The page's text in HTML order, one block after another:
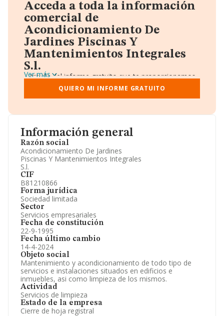
Información general
Razón social
Acondicionamiento De Jardines
Piscinas Y Mantenimientos Integrales
S.l.
CIF
B81210866
Forma jurídica
Sociedad limitada
Sector
Servicios empresariales
Fecha de constitución
22-9-1995
Fecha último cambio
14-4-2024
Objeto social
Mantenimiento y acondicionamiento de todo tipo de
servicios e instalaciones situados en edificios e
inmuebles, asi como limpieza de los mismos.
Actividad
Servicios de limpieza
Estado de la empresa
Cierre de hoja registral
Acceda a toda la información
comercial de
Acondicionamiento De
Jardines Piscinas Y
Mantenimientos Integrales
S.l.
A través del informe gratuito que te proporcionamos
desde Einforma, donde vas a encontrar:
Datos identificativos: Denominación, CIF,
Teléfono, Domicilio.
Gráficos de Evolución Ventas y Empleados.
Directivos y Ejecutivos.
Accionistas.
Participaciones y Vinculaciones en otras empresas.
Artículos de prensa publicados sobre la empresa.
Información oficial y registral complementaria.
Ver más
QUIERO MI INFORME GRATUITO